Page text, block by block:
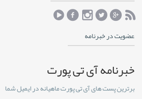
عضویت در خبرنامه
خبرنامه آی تی پورت
برترین پست های آی تی پورت ماهیانه در ایمیل شما